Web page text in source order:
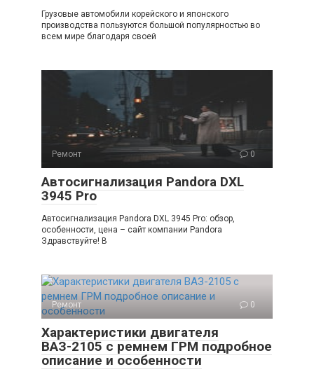
Грузовые автомобили корейского и японского
производства пользуются большой популярностью во
всем мире благодаря своей
Ремонт 0
Автосигнализация Pandora DXL
3945 Pro
Автосигнализация Pandora DXL 3945 Pro: обзор,
особенности, цена – сайт компании Pandora
Здравствуйте! В
Ремонт 0
Характеристики двигателя
ВАЗ-2105 с ремнем ГРМ подробное
описание и особенности